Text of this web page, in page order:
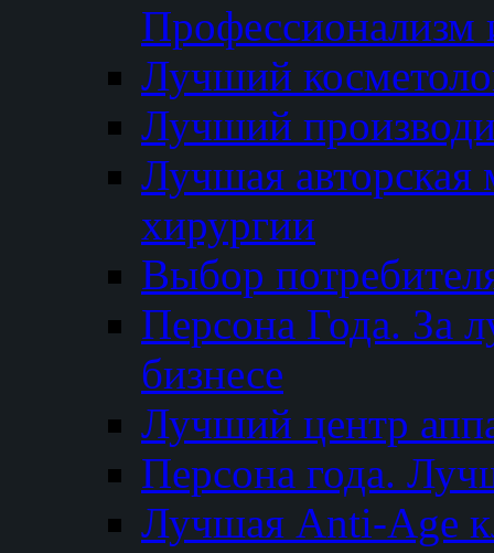
Профессионализм
Лучший
Лучший
Лучшая авторская
хирургии
Выбор
Персона Года. За
бизнесе
Лучший центр
Персона года.
Лучшая Anti-Age